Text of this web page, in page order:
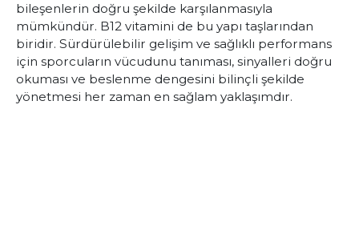
bileşenlerin doğru şekilde karşılanmasıyla
mümkündür. B12 vitamini de bu yapı taşlarından
biridir. Sürdürülebilir gelişim ve sağlıklı performans
için sporcuların vücudunu tanıması, sinyalleri doğru
okuması ve beslenme dengesini bilinçli şekilde
yönetmesi her zaman en sağlam yaklaşımdır.